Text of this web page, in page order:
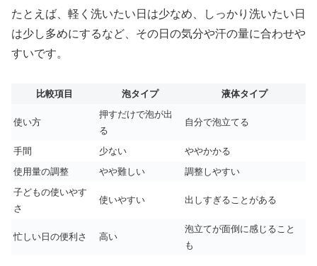
たとえば、軽く洗いたい日は少なめ、しっかり洗いたい日
は少し多めにするなど、その日の気分や汗の量に合わせや
すいです。
比較項目 泡タイプ 液体タイプ
使い方
押すだけで泡が出
る
自分で泡立てる
手間 少ない
ややかかる
使用量の調整
やや難しい
調整しやすい
子どもの使いやす
さ
使いやすい 出しすぎることがある
忙しい日の便利さ 高い
泡立てが面倒に感じること
も